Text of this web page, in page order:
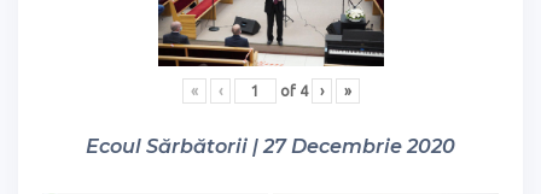
« ‹ of 4 › »
Ecoul Sărbătorii | 27 Decembrie 2020